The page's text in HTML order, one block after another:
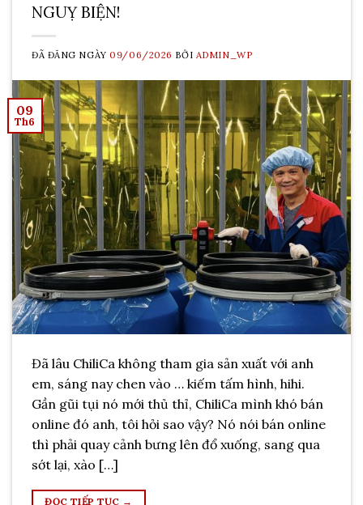
NGUỴ BIỆN!
ĐÃ ĐĂNG NGÀY09/06/2026 BỞI ADMIN_WP
09
Th6
Đã lâu ChiliCa không tham gia sản xuất với anh
em, sáng nay chen vào … kiếm tấm hình, hihi.
Gần gũi tụi nó mới thủ thỉ, ChiliCa mình khó bán
online đó anh, tôi hỏi sao vậy? Nó nói bán online
thì phải quay cảnh bưng lên đổ xuống, sang qua
sớt lại, xào […]
ĐỌC TIẾP TỤC →